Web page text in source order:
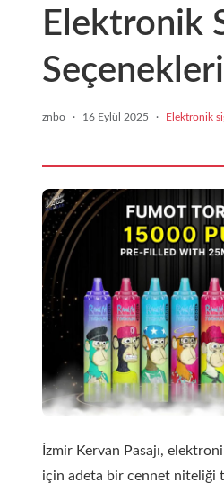
Elektronik
Seçenekleri
znbo · 16 Eylül 2025 · Elektronik
İzmir Kervan Pasajı,
için adeta bir cennet niteliği